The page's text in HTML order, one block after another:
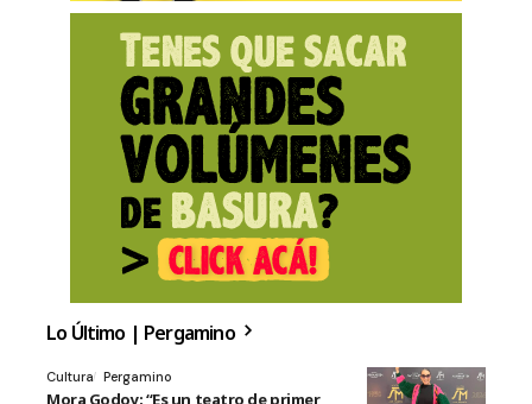
Lo Último | Pergamino
Cultura Pergamino
Mora Godoy: “Es un teatro de primer